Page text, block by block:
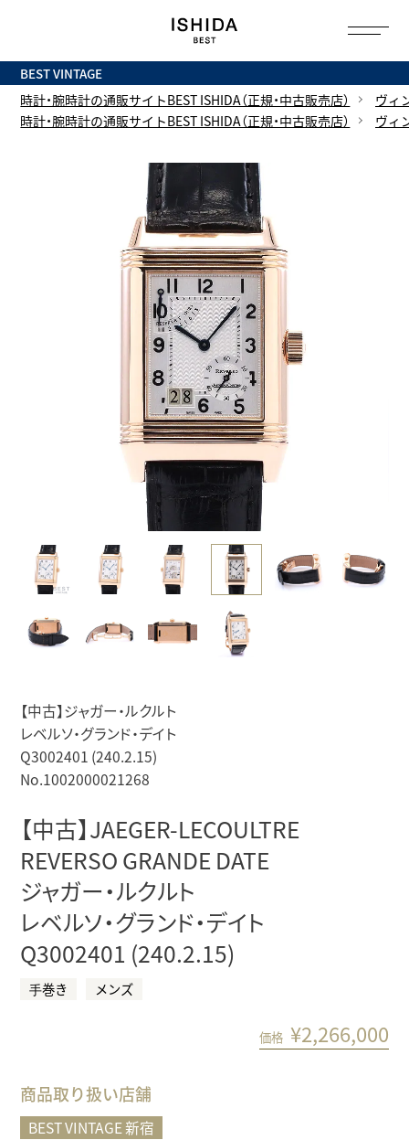
BEST VINTAGE
時計・腕時計の通販サイトBEST ISHIDA（正規・中古販売店）
ヴィ
時計・腕時計の通販サイトBEST ISHIDA（正規・中古販売店）
ヴィ
【中古】ジャガー・ルクルト
レベルソ・グランド・デイト
Q3002401 (240.2.15)
No.1002000021268
【中古】JAEGER-LECOULTRE
REVERSO GRANDE DATE
ジャガー・ルクルト
レベルソ・グランド・デイト
Q3002401 (240.2.15)
⼿巻き メンズ
価格 ¥2,266,000
商品取り扱い店舗
BEST VINTAGE 新宿
へ